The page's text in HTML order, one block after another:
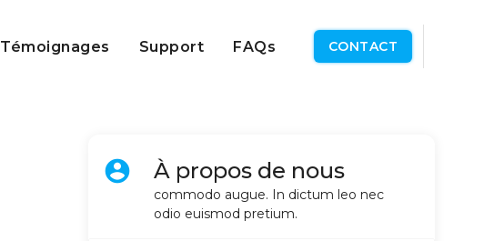
Témoignages Support FAQs CONTACT
account_circle À propos de nous
commodo augue. In dictum leo nec
odio euismod pretium.